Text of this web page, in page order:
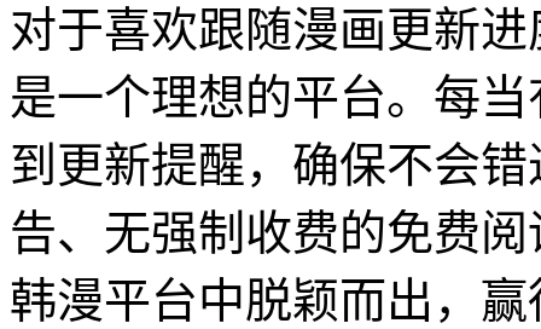
对于喜欢跟随漫画更新
是一个理想的平台。每
到更新提醒，确保不会
告、无强制收费的免费
韩漫平台中脱颖而出，